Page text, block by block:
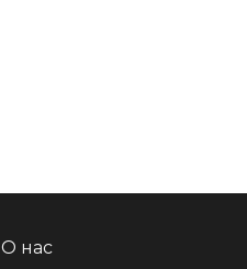
О нас